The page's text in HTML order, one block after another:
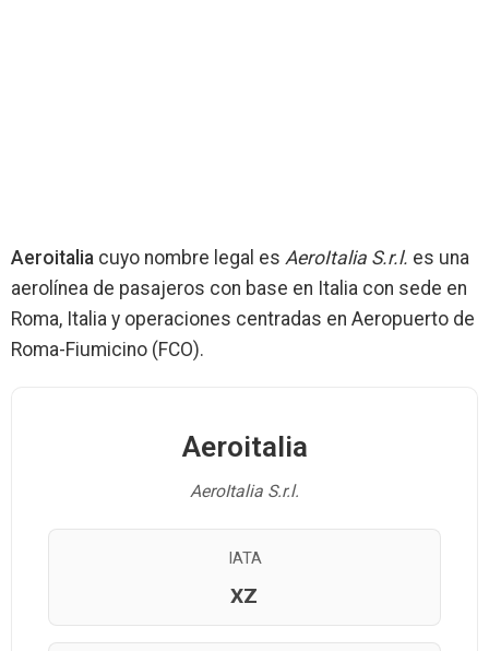
Aeroitalia cuyo nombre legal es AeroItalia S.r.l. es una
aerolínea de pasajeros con base en Italia con sede en
Roma, Italia y operaciones centradas en Aeropuerto de
Roma-Fiumicino (FCO).
Aeroitalia
AeroItalia S.r.l.
IATA
XZ